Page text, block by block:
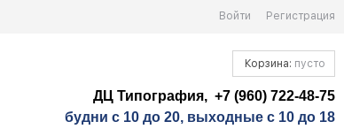
Войти Регистрация
Корзина: пусто
ДЦ Типография, +7 (960) 722-48-75
будни с 10 до 20, выходные с 10 до 18